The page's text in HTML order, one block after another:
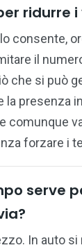
ridurre i
consente,
il
che si può
la presenza
comunque
forzare i
serve
In auto